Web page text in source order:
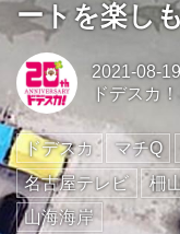
ートを楽し
2021-08-19
ドデスカ！
ドデスカ マチQ
名古屋テレビ
柵
山海海岸